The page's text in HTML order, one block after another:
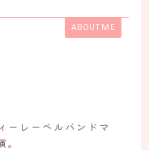
ABOUT ME
ーレーベルバンドマ